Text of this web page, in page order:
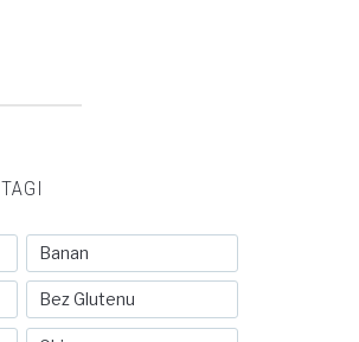
TAGI
Banan
Bez Glutenu